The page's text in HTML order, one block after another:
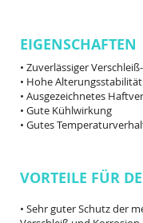
EIGENSCHAFTEN
• Zuverlässiger
• Hohe Alterungsstabilität
• Ausgezeichnetes
• Gute Kühlwirkung
• Gutes
VORTEILE FÜR
• Sehr guter Schutz der